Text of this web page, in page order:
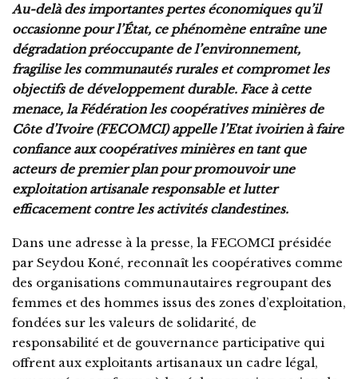
Au-delà des importantes pertes économiques qu’il
occasionne pour l’État, ce phénomène entraîne une
dégradation préoccupante de l’environnement,
fragilise les communautés rurales et compromet les
objectifs de développement durable. Face à cette
menace, la Fédération les coopératives minières de
Côte d’Ivoire (FECOMCI) appelle l’Etat ivoirien à faire
confiance aux coopératives minières en tant que
acteurs de premier plan pour promouvoir une
exploitation artisanale responsable et lutter
efficacement contre les activités clandestines.
Dans une adresse à la presse, la FECOMCI présidée
par Seydou Koné, reconnaît les coopératives comme
des organisations communautaires regroupant des
femmes et des hommes issus des zones d’exploitation,
fondées sur les valeurs de solidarité, de
responsabilité et de gouvernance participative qui
offrent aux exploitants artisanaux un cadre légal,